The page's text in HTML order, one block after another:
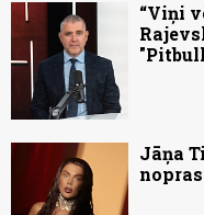
“Viņi
Jāņa